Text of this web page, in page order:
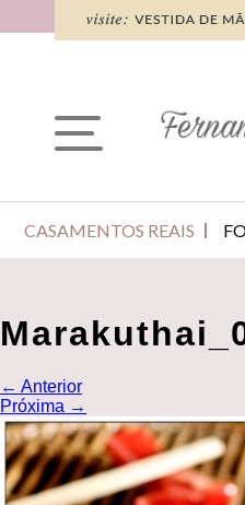
CASAMENTOS REAIS
← Anterior
Próxima →